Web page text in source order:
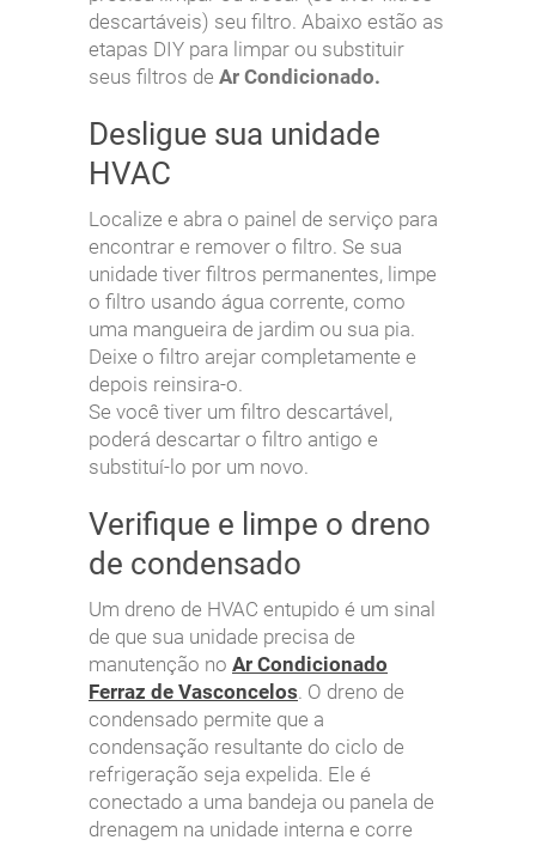
descartáveis) seu filtro. Abaixo estão as
etapas DIY para limpar ou substituir
seus filtros de Ar Condicionado.
Desligue sua unidade
HVAC
Localize e abra o painel de serviço para
encontrar e remover o filtro. Se sua
unidade tiver filtros permanentes, limpe
o filtro usando água corrente, como
uma mangueira de jardim ou sua pia.
Deixe o filtro arejar completamente e
depois reinsira-o.
Se você tiver um filtro descartável,
poderá descartar o filtro antigo e
substituí-lo por um novo.
Verifique e limpe o dreno
de condensado
Um dreno de HVAC entupido é um sinal
de que sua unidade precisa de
manutenção no Ar Condicionado
Ferraz de Vasconcelos. O dreno de
condensado permite que a
condensação resultante do ciclo de
refrigeração seja expelida. Ele é
conectado a uma bandeja ou panela de
drenagem na unidade interna e corre